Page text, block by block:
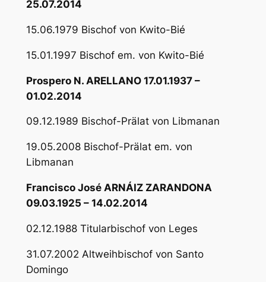
25.07.2014
15.06.1979 Bischof von Kwito-Bié
15.01.1997 Bischof em. von Kwito-Bié
Prospero N. ARELLANO 17.01.1937 –
01.02.2014
09.12.1989 Bischof-Prälat von Libmanan
19.05.2008 Bischof-Prälat em. von
Libmanan
Francisco José ARNÁIZ ZARANDONA
09.03.1925 – 14.02.2014
02.12.1988 Titularbischof von Leges
31.07.2002 Altweihbischof von Santo
Domingo